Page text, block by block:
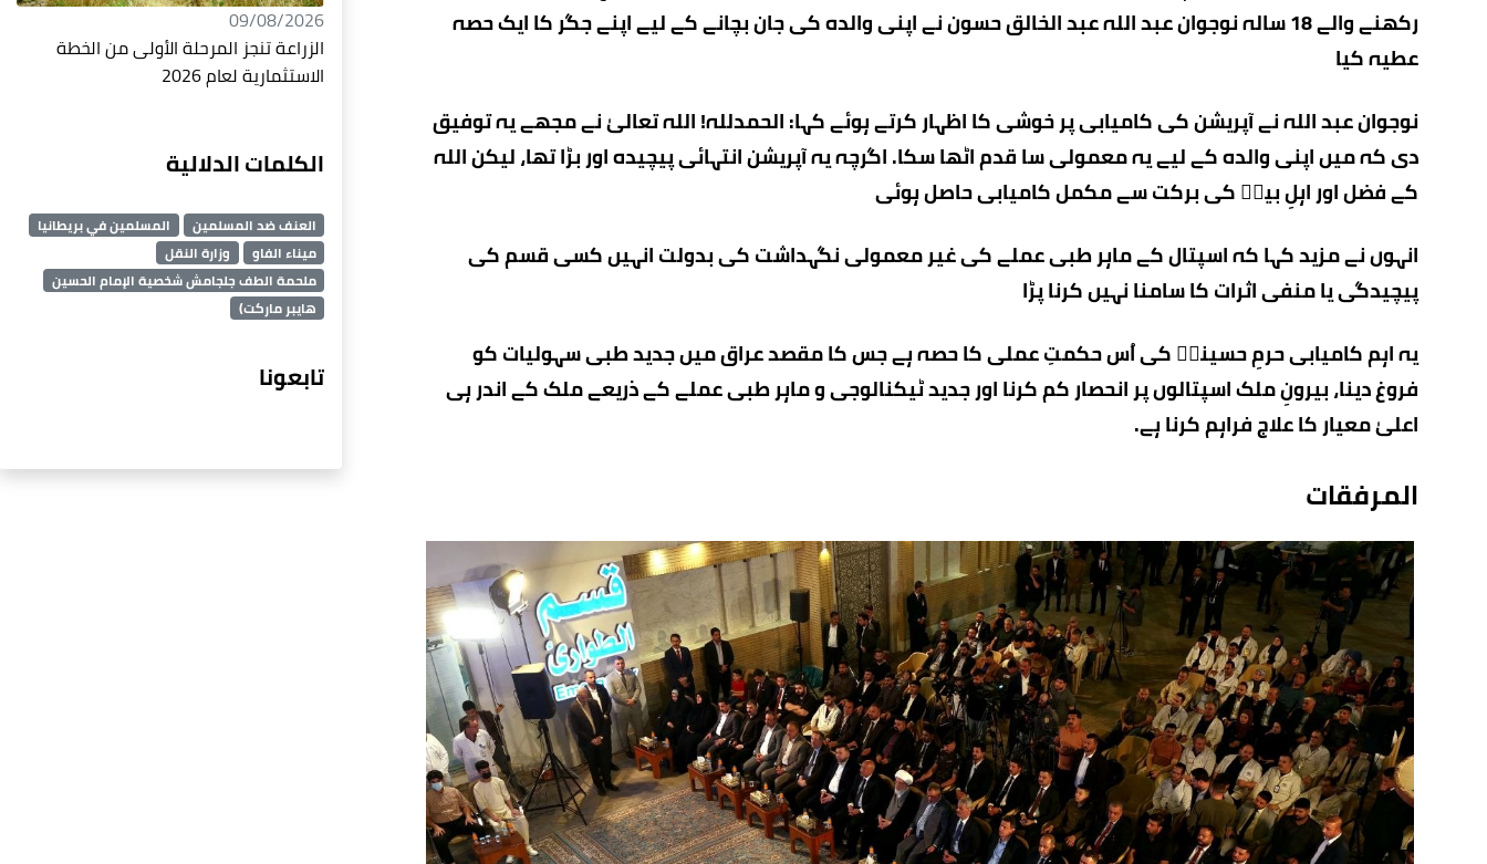
رکھنے والے 18 سالہ نوجوان عبد اللہ عبد الخالق حسون نے اپنی والدہ کی جان بچانے کے لیے اپنے جگر کا ایک حصہ
عطیہ کیا
نوجوان عبد اللہ نے آپریشن کی کامیابی پر خوشی کا اظہار کرتے ہوئے کہا: الحمدللہ! اللہ تعالیٰ نے مجھے یہ توفیق
دی کہ میں اپنی والدہ کے لیے یہ معمولی سا قدم اٹھا سکا۔ اگرچہ یہ آپریشن انتہائی پیچیدہ اور بڑا تھا، لیکن اللہ
کے فضل اور اہلِ بیتؑ کی برکت سے مکمل کامیابی حاصل ہوئی
انہوں نے مزید کہا کہ اسپتال کے ماہر طبی عملے کی غیر معمولی نگہداشت کی بدولت انہیں کسی قسم کی
پیچیدگی یا منفی اثرات کا سامنا نہیں کرنا پڑا
یہ اہم کامیابی حرمِ حسینیؑ کی اُس حکمتِ عملی کا حصہ ہے جس کا مقصد عراق میں جدید طبی سہولیات کو
فروغ دینا، بیرونِ ملک اسپتالوں پر انحصار کم کرنا اور جدید ٹیکنالوجی و ماہر طبی عملے کے ذریعے ملک کے اندر ہی
اعلیٰ معیار کا علاج فراہم کرنا ہے۔
المرفقات
09/08/2026
الزراعة تنجز المرحلة الأولى من الخطة
الاستثمارية لعام 2026
الكلمات الدلالية
العنف ضد المسلمين
المسلمين في بريطانيا
ميناء الفاو
وزارة النقل
ملحمة الطف جلجامش شخصية الإمام الحسين
هايبر ماركت)
تابعونا